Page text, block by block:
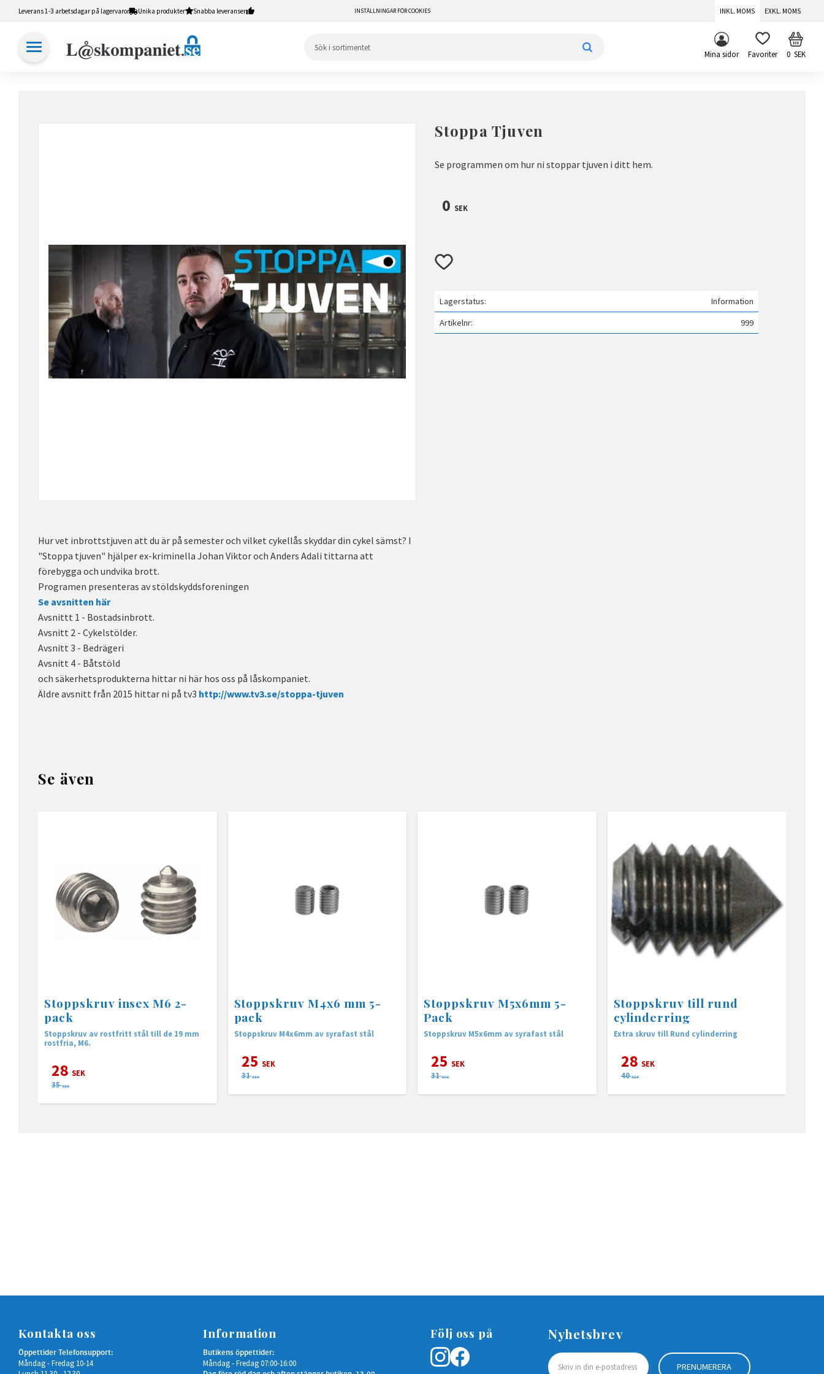
Leverans 1-3 arbetsdagar på lagervaror Unika produkter Snabba leveranser INSTÄLLNINGAR FÖR COOKIES INKL. MOMS EXKL. MOMS
Mina sidor FAVORITER 0SEK
Stoppa Tjuven
Se programmen om hur ni stoppar tjuven i ditt hem.
0 SEK
Lägg till i favoriter
Lagerstatus
Information
Artikelnr
999
Hur vet inbrottstjuven att du är på semester och vilket cykellås skyddar din cykel sämst? I
"Stoppa tjuven" hjälper ex-kriminella Johan Viktor och Anders Adali tittarna att
förebygga och undvika brott.
Programen presenteras av stöldskyddsforeningen
Se avsnitten här
Avsnittt 1 - Bostadsinbrott.
Avsnitt 2 - Cykelstölder.
Avsnitt 3 - Bedrägeri
Avsnitt 4 - Båtstöld
och säkerhetsprodukterna hittar ni här hos oss på låskompaniet.
Äldre avsnitt från 2015 hittar ni på tv3 http://www.tv3.se/stoppa-tjuven
Se även
Stoppskruv insex M6 2-
pack
Stoppskruv av rostfritt stål till de 19 mm
rostfria, M6.
28 SEK
35 SEK
Stoppskruv M4x6 mm 5-
pack
Stoppskruv M4x6mm av syrafast stål
25 SEK
31 SEK
Stoppskruv M5x6mm 5-
Pack
Stoppskruv M5x6mm av syrafast stål
25 SEK
31 SEK
Stoppskruv till rund
cylinderring
Extra skruv till Rund cylinderring
28 SEK
40 SEK
Kontakta oss
Öppettider Telefonsupport:
Måndag - Fredag 10-14
Information
Butikens öppettider:
Måndag - Fredag 07:00-16:00
Följ oss på Nyhetsbrev
PRENUMERERA